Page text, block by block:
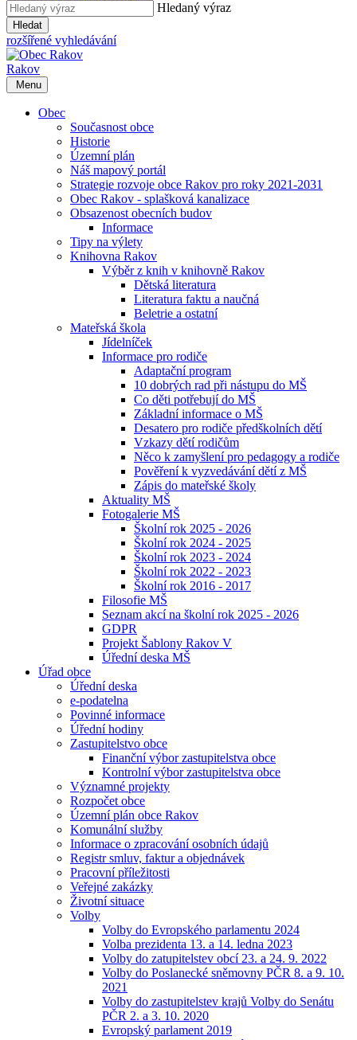
Hledaný výraz
Hledat
rozšířené vyhledávání
Rakov
Menu
Obec
Současnost obce
Historie
Územní plán
Náš mapový portál
Strategie rozvoje obce Rakov pro roky 2021-2031
Obec Rakov - splašková kanalizace
Obsazenost obecních budov
Informace
Tipy na výlety
Knihovna Rakov
Výběr z knih v knihovně Rakov
Dětská literatura
Literatura faktu a naučná
Beletrie a ostatní
Mateřská škola
Jídelníček
Informace pro rodiče
Adaptační program
10 dobrých rad při nástupu do MŠ
Co děti potřebují do MŠ
Základní informace o MŠ
Desatero pro rodiče předškolních dětí
Vzkazy dětí rodičům
Něco k zamyšlení pro pedagogy a rodiče
Pověření k vyzvedávání dětí z MŠ
Zápis do mateřské školy
Aktuality MŠ
Fotogalerie MŠ
Školní rok 2025 - 2026
Školní rok 2024 - 2025
Školní rok 2023 - 2024
Školní rok 2022 - 2023
Školní rok 2016 - 2017
Filosofie MŠ
Seznam akcí na školní rok 2025 - 2026
GDPR
Projekt Šablony Rakov V
Úřední deska MŠ
Úřad obce
Úřední deska
e-podatelna
Povinné informace
Úřední hodiny
Zastupitelstvo obce
Finanční výbor zastupitelstva obce
Kontrolní výbor zastupitelstva obce
Významné projekty
Rozpočet obce
Územní plán obce Rakov
Komunální služby
Informace o zpracování osobních údajů
Registr smluv, faktur a objednávek
Pracovní příležitosti
Veřejné zakázky
Životní situace
Volby
Volby do Evropského parlamentu 2024
Volba prezidenta 13. a 14. ledna 2023
Volby do zatupitelstev obcí 23. a 24. 9. 2022
Volby do Poslanecké sněmovny PČR 8. a 9. 10.
2021
Volby do zastupitelstev krajů Volby do Senátu
PČR 2. a 3. 10. 2020
Evropský parlament 2019